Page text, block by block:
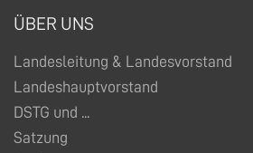
ÜBER UNS
Landesleitung & Landesvorstand
Landeshauptvorstand
DSTG und ...
Satzung